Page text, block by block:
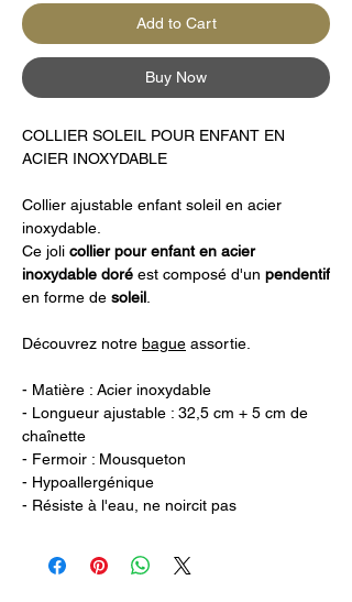
Add to Cart
Buy Now
COLLIER SOLEIL POUR ENFANT EN
ACIER INOXYDABLE
Collier ajustable enfant soleil en acier
inoxydable.
Ce joli collier pour enfant en acier
inoxydable doré est composé d'un pendentif
en forme de soleil
Découvrez notre bague assortie.
- Matière : Acier inoxydable
- Longueur ajustable : 32,5 cm + 5 cm de
chaînette
- Fermoir : Mousqueton
- Hypoallergénique
- Résiste à l'eau, ne noircit pas